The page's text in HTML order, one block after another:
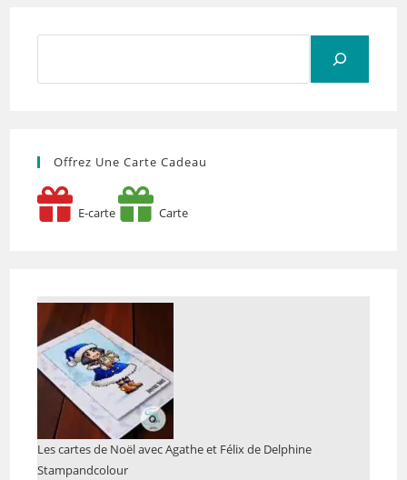
Offrez Une Carte Cadeau
E-carte Carte
Les cartes de Noël avec Agathe et Félix de Delphine
Stampandcolour